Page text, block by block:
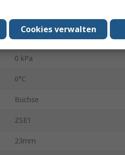
IP40
60°C
0 kPa
0°C
Buchse
ZSE1
23mm
Cookies verwalten